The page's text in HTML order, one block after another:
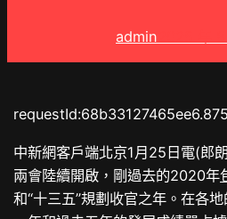
admin
中新網客戶端北京1月25日電(郎
兩會陸續開啟，剛過去的2020年
和“十三五”規劃收官之年。在各